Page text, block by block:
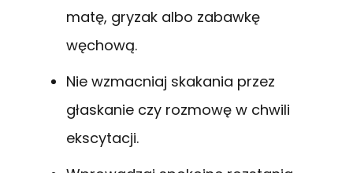
matę, gryzak albo zabawkę
węchową.
Nie wzmacniaj skakania przez
głaskanie czy rozmowę w chwili
ekscytacji.